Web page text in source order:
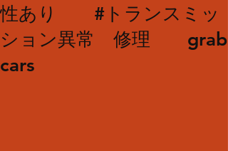
性あり #トランスミッ
ション異常 修理 grab
cars